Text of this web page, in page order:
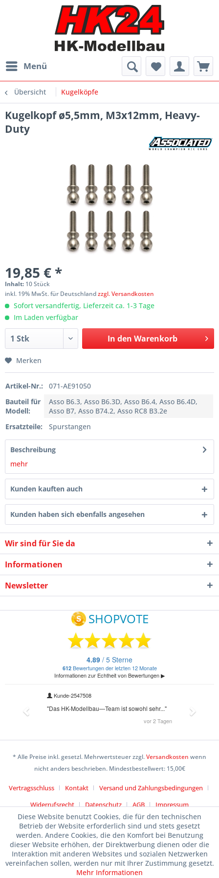
Menü
Übersicht Kugelköpfe
Kugelkopf ø5,5mm, M3x12mm, Heavy-
Duty
19,85 € *
Inhalt: 10 Stück
inkl. 19% MwSt. für Deutschlandzzgl. Versandkosten
Sofort versandfertig, Lieferzeit ca. 1-3 Tage
Im Laden verfügbar
In den Warenkorb
Merken
Artikel-Nr.:
071-AE91050
Bauteil für
Modell:
Asso B6.3, Asso B6.3D, Asso B6.4, Asso B6.4D,
Asso B7, Asso B74.2, Asso RC8 B3.2e
Ersatzteile:
Spurstangen
Beschreibung
mehr
Kunden kauften auch
Kunden haben sich ebenfalls angesehen
Wir sind für Sie da
Informationen
Newsletter
* Alle Preise inkl. gesetzl. Mehrwertsteuer zzgl.Versandkosten wenn
nicht anders beschrieben. Mindestbestellwert: 15,00€
Vertragsschluss Kontakt
Versand und Zahlungsbedingungen
Widerrufsrecht
Datenschutz AGB Impressum
Diese Website benutzt Cookies, die für den technischen
Betrieb der Website erforderlich sind und stets gesetzt
werden. Andere Cookies, die den Komfort bei Benutzung
dieser Website erhöhen, der Direktwerbung dienen oder die
Interaktion mit anderen Websites und sozialen Netzwerken
vereinfachen sollen, werden nur mit Ihrer Zustimmung gesetzt.
Mehr Informationen